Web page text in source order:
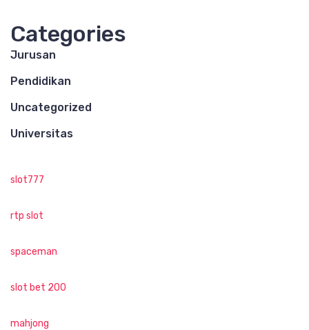
Categories
Jurusan
Pendidikan
Uncategorized
Universitas
slot777
rtp slot
spaceman
slot bet 200
mahjong